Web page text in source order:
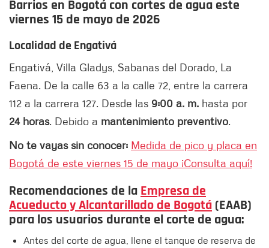
Barrios en Bogotá con cortes de agua este
viernes 15 de mayo de 2026
Localidad de Engativá
Engativá, Villa Gladys, Sabanas del Dorado, La
Faena. De la calle 63 a la calle 72, entre la carrera
112 a la carrera 127. Desde las 9:00 a. m. hasta por
24 horas. Debido a mantenimiento preventivo.
No te vayas sin conocer: Medida de pico y placa en
Bogotá de este viernes 15 de mayo ¡Consulta aquí!
Recomendaciones de la Empresa de
Acueducto y Alcantarillado de Bogotá (EAAB)
para los usuarios durante el corte de agua:
Antes del corte de agua, llene el tanque de reserva de